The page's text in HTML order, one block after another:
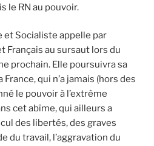
le RN au pouvoir.
et Socialiste appelle par
Français au sursaut lors du
prochain. Elle poursuivra sa
qui n’a jamais (hors des
le pouvoir à l’extrême
cet abîme, qui ailleurs a
des libertés, des graves
du travail, l’aggravation du